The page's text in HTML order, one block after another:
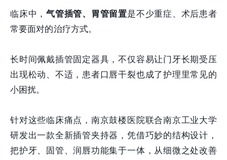
临床中，气管插管、胃管留置是不少重症、术后患者
常要面对的治疗方式。
长时间佩戴插管固定器具，不仅容易让门牙长期受压
出现松动、不适，患者口唇干裂也成了护理里常见的
小困扰。
针对这些临床痛点，南京鼓楼医院联合南京工业大学
研发出一款全新插管夹持器，凭借巧妙的结构设计，
把护牙、固管、润唇功能集于一体，从细微之处改善